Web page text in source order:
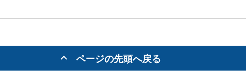
ページの先頭へ戻る